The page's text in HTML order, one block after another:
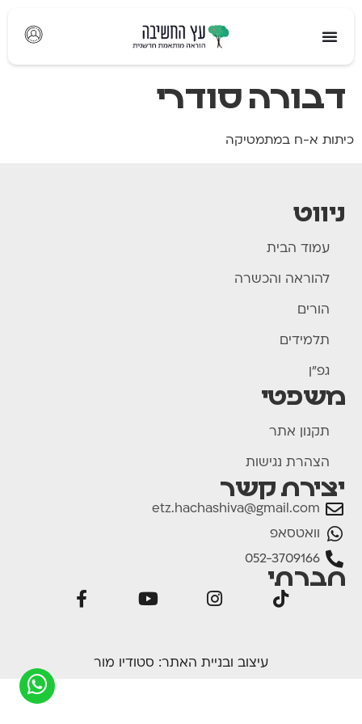
דבורה סודרי
כיתות א-ח במתמטיקה
ניווט
עמוד הבית
להוראה והכשרה
הורים
תלמידים
גפ"ן
משפטי
תקנון אתר
הצהרת נגישות
יצירת קשר
etz.hachashiva@gmail.com
וואטסאפ
052-3709166
חברתי
עיצוב ובניית האתר: סטודיו מור